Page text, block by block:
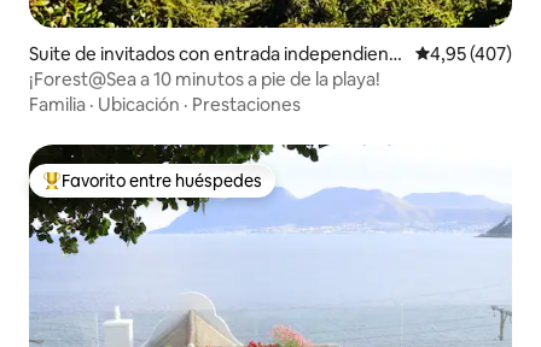
Suite de invitados con entrada independient
e en Keurboomstrand
Calificación
4,95 (407)
¡Forest@Sea a 10 minutos a pie de la playa!
Familia · Ubicación · Prestaciones
Favorito entre los huéspedes más destacados
Favorito entre huéspedes